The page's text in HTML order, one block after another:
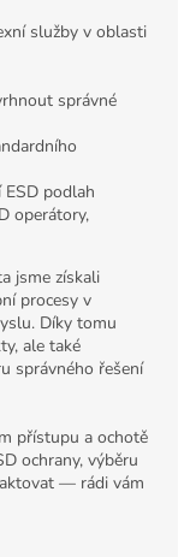
služby v oblasti
správné
podlah
operátory,
jsme získali
procesy v
Díky tomu
ale také
správného řešení
přístupu a ochotě
ochrany, výběru
— rádi vám